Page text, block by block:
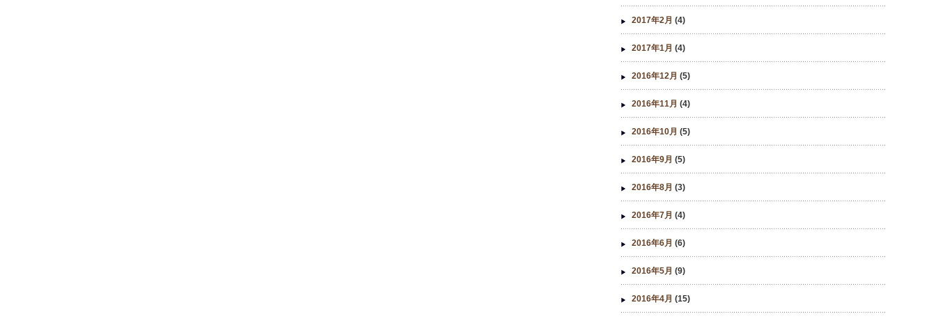
2017年2月 (4)
2017年1月 (4)
2016年12月 (5)
2016年11月 (4)
2016年10月 (5)
2016年9月 (5)
2016年8月 (3)
2016年7月 (4)
2016年6月 (6)
2016年5月 (9)
2016年4月 (15)